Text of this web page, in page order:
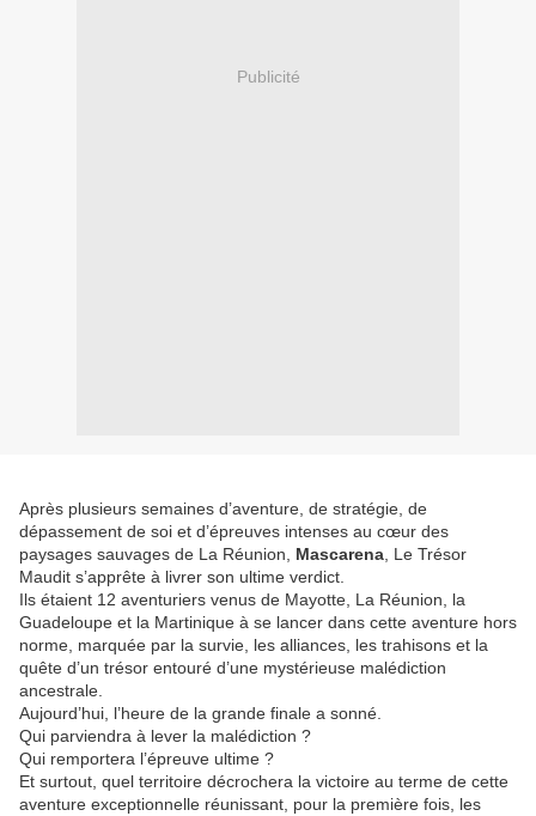
Publicité
Après plusieurs semaines d’aventure, de stratégie, de
dépassement de soi et d’épreuves intenses au cœur des
paysages sauvages de La Réunion, Mascarena , Le Trésor
Maudit s’apprête à livrer son ultime verdict.
Ils étaient 12 aventuriers venus de Mayotte, La Réunion, la
Guadeloupe et la Martinique à se lancer dans cette aventure hors
norme, marquée par la survie, les alliances, les trahisons et la
quête d’un trésor entouré d’une mystérieuse malédiction
ancestrale.
Aujourd’hui, l’heure de la grande finale a sonné.
Qui parviendra à lever la malédiction ?
Qui remportera l’épreuve ultime ?
Et surtout, quel territoire décrochera la victoire au terme de cette
aventure exceptionnelle réunissant, pour la première fois, les